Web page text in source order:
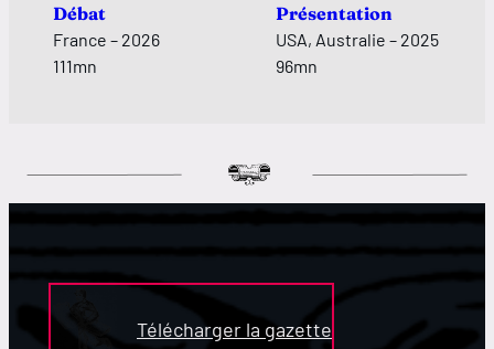
Débat
France – 2026
111mn
Présentation
USA, Australie – 2025
96mn
Télécharger la gazette